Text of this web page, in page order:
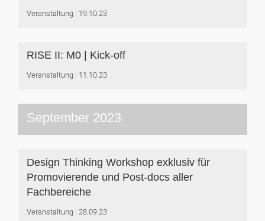
Veranstaltung 19.10.23
RISE II: M0 | Kick-off
Veranstaltung 11.10.23
September 2023
Design Thinking Workshop exklusiv für
Promovierende und Post-docs aller
Fachbereiche
Veranstaltung 28.09.23